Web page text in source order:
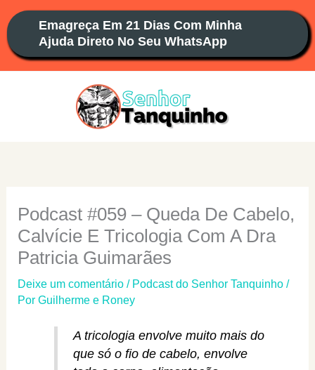
para
conteúdo
Emagreça Em 21 Dias Com Minha
Ajuda Direto No Seu WhatsApp
Podcast #059 – Queda De Cabelo,
Calvície E Tricologia Com A Dra
Patricia Guimarães
Deixe um comentário / Podcast do Senhor Tanquinho/
Por Guilherme e Roney
A tricologia envolve muito mais do
que só o fio de cabelo, envolve